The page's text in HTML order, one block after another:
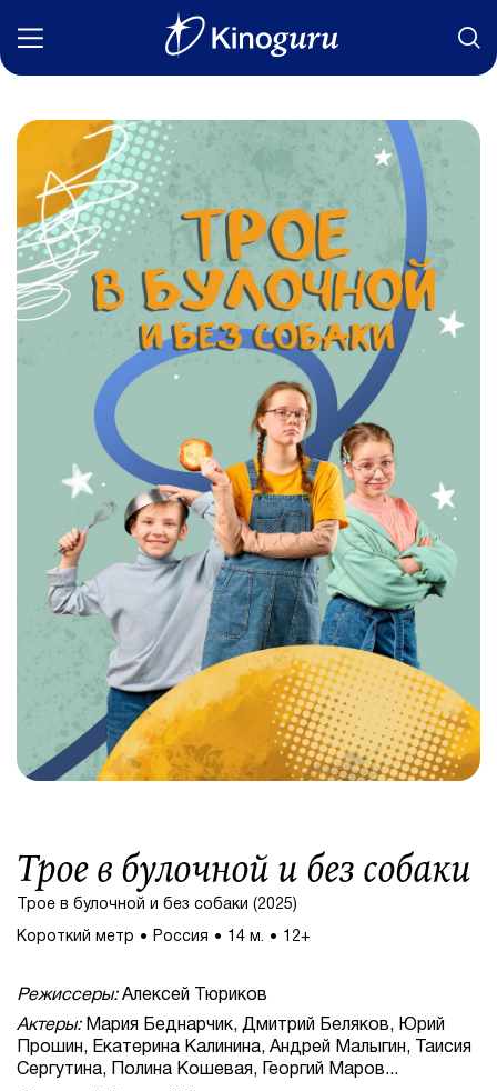
Фильмы
Статьи
Сериалы
Новости
Подборки
Рецензии
О нас
Авторы
Трое в булочной и без собаки
Трое в булочной и без собаки (2025)
Короткий метр Россия 14 м. 12+
Режиссеры:Алексей Тюриков
Актеры:Мария Беднарчик, Дмитрий Беляков, Юрий
Прошин, Екатерина Калинина, Андрей Малыгин, Таисия
Сергутина, Полина Кошевая, Георгий Маров...